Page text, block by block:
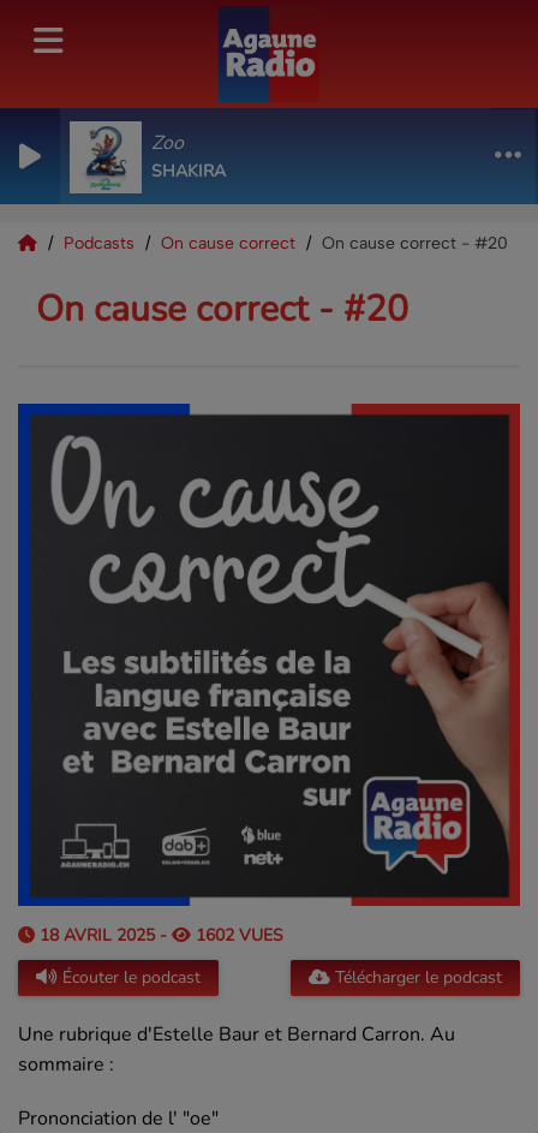
Zoo
SHAKIRA
Podcasts On cause correct On cause correct - #20
On cause correct - #20
18 AVRIL 2025 -
1602 VUES
Écouter le podcast
Télécharger le podcast
Une rubrique d'Estelle Baur et Bernard Carron. Au
sommaire :
Prononciation de l' "oe"